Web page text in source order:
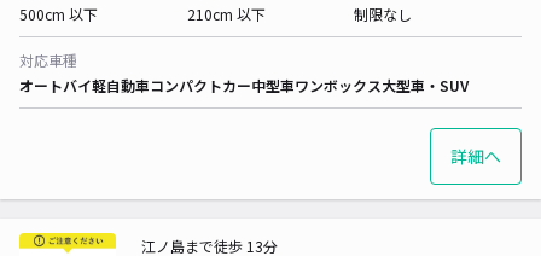
500cm 以下
210cm 以下
制限なし
対応車種
オートバイ軽自動車コンパクトカー中型車ワンボックス大型車・SUV
詳細へ
江ノ島まで徒歩 13分